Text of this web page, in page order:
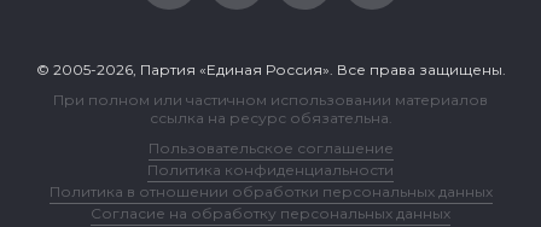
© 2005-2026, Партия «Единая Россия». Все права защищены.
При полном или частичном использовании материалов
ссылка на ресурс обязательна.
Пользовательское соглашение
Политика конфиденциальности
Политика в отношении обработки персональных данных
Согласие на обработку персональных данных